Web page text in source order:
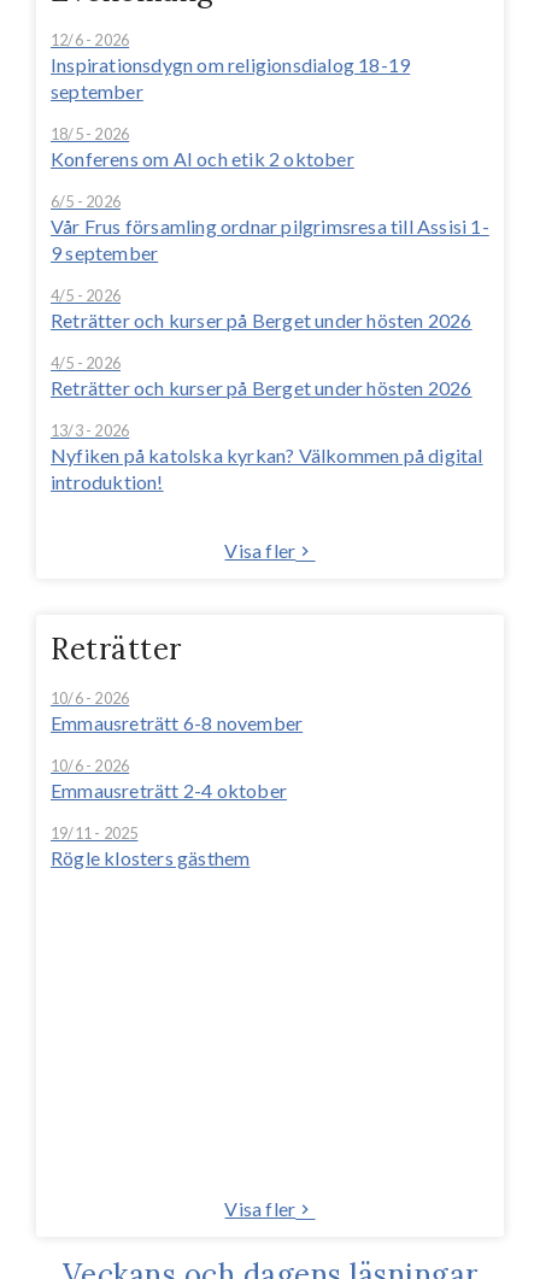
12/6 - 2026
Inspirationsdygn om religionsdialog 18-19
september
18/5 - 2026
Konferens om AI och etik 2 oktober
6/5 - 2026
Vår Frus församling ordnar pilgrimsresa till Assisi 1-
9 september
4/5 - 2026
Reträtter och kurser på Berget under hösten 2026
4/5 - 2026
Reträtter och kurser på Berget under hösten 2026
13/3 - 2026
Nyfiken på katolska kyrkan? Välkommen på digital
introduktion!
Visa fler
Reträtter
10/6 - 2026
Emmausreträtt 6-8 november
10/6 - 2026
Emmausreträtt 2-4 oktober
19/11 - 2025
Rögle klosters gästhem
Visa fler